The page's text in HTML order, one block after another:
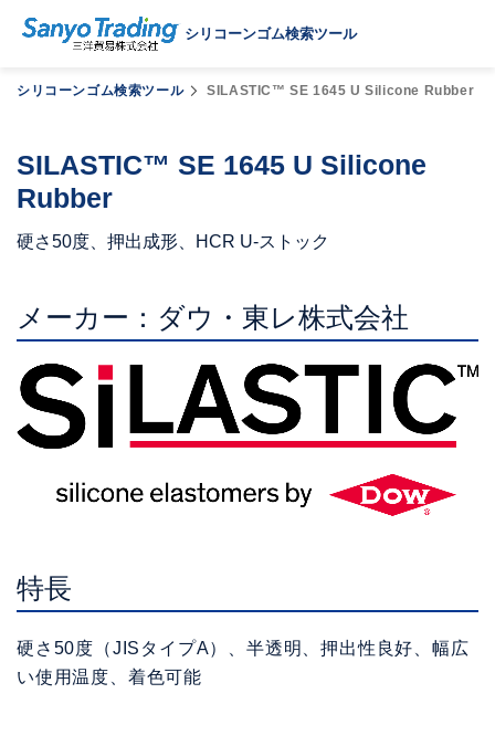
シリコーンゴム検索ツール
シリコーンゴム検索ツール SILASTIC™ SE 1645 U Silicone Rubber
SILASTIC™ SE 1645 U Silicone
Rubber
硬さ50度、押出成形、HCR U-ストック
メーカー：ダウ・東レ株式会社
特長
硬さ50度（JISタイプA）、半透明、押出性良好、幅広
い使用温度、着色可能